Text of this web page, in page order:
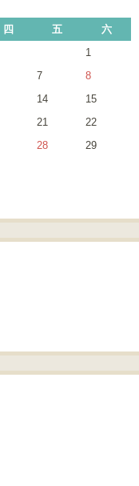
四 五
六
1
7
8
14
15
21
22
28
29